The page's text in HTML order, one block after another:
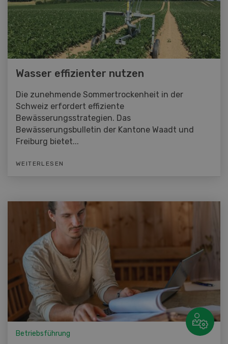
Wasser effizienter nutzen
Die zunehmende Sommertrockenheit in der
Schweiz erfordert effiziente
Bewässerungsstrategien. Das
Bewässerungsbulletin der Kantone Waadt und
Freiburg bietet...
WEITERLESEN
Betriebsführung